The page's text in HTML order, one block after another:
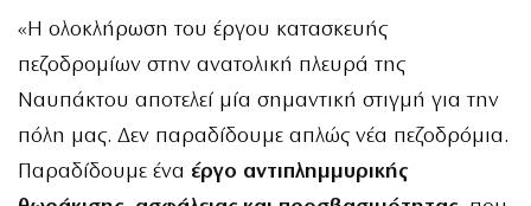
«Η ολοκλήρωση του έργου κατασκευής
πεζοδρομίων στην ανατολική πλευρά της
Ναυπάκτου αποτελεί μία σημαντική στιγμή για την
πόλη μας. Δεν παραδίδουμε απλώς νέα πεζοδρόμια.
Παραδίδουμε ένα έργο αντιπλημμυρικής